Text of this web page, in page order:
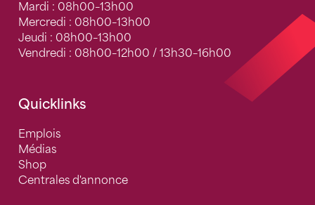
Mardi : 08h00–13h00
Mercredi : 08h00–13h00
Jeudi : 08h00–13h00
Vendredi : 08h00–12h00 / 13h30–16h00
Quicklinks
Emplois
Médias
Shop
Centrales d'annonce